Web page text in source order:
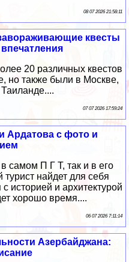
08 07 2026 21:58:11
квесты
20 различных квестов
но также были в Москве,
07 07 2026 17:59:24
Ардатова с фото и
самом П Г Т, так и в его
найдет для себя
историей и архитектурой
хорошо время....
06 07 2026 7:11:14
Азербайджана: